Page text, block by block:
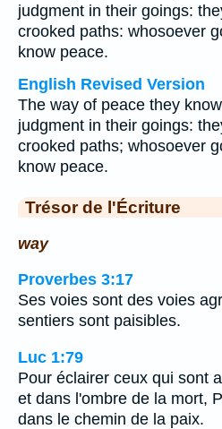
judgment in their goings:
crooked paths: whosoever
know peace.
English Revised Version
The way of peace they
judgment in their goings:
crooked paths; whosoever
know peace.
Trésor de l'Écriture
way
Proverbes 3:17
Ses voies sont des voies
sentiers sont paisibles.
Luc 1:79
Pour éclairer ceux qui sont
et dans l'ombre de la mort,
dans le chemin de la paix.